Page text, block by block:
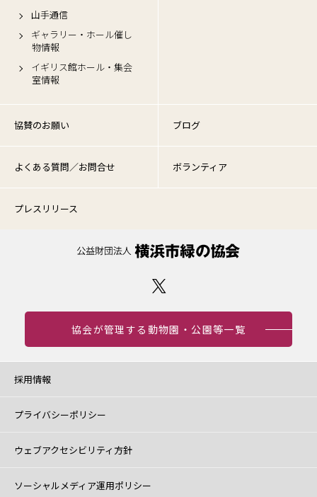
山手通信
ギャラリー・ホール催し
物情報
イギリス館ホール・集会
室情報
協賛のお願い ブログ
よくある質問／お問合せ ボランティア
プレスリリース
協会が管理する動物園・公園等一覧
採用情報
プライバシーポリシー
ウェブアクセシビリティ方針
ソーシャルメディア運用ポリシー